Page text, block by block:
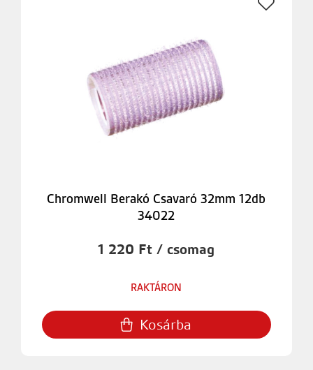
Chromwell Berakó Csavaró 32mm 12db
34022
1 220 Ft / csomag
RAKTÁRON
Kosárba